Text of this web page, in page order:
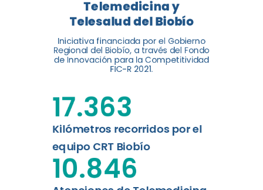
El Centro Regional de
Telemedicina y Telesalud del
Biobío presenta el balance de
tres años acercando la salud
digital a los habitantes...
Leer más
Telemedicina y
Telesalud del Biobío
Iniciativa financiada por el Gobierno
Regional del Biobío, a través del Fondo
de Innovación para la Competitividad
FIC-R 2021.
Kilómetros recorridos por el
equipo CRT Biobío
17.363
10.846